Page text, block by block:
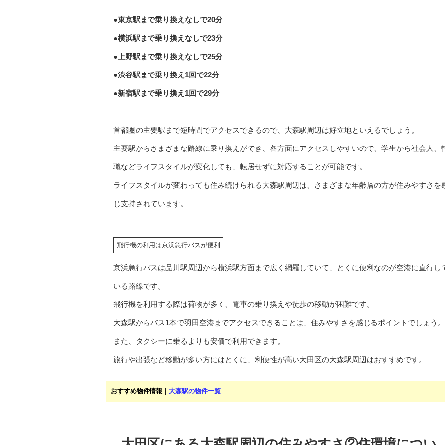
●東京駅まで乗り換えなしで20分
●横浜駅まで乗り換えなしで23分
●上野駅まで乗り換えなしで25分
●渋谷駅まで乗り換え1回で22分
●新宿駅まで乗り換え1回で29分
首都圏の主要駅まで短時間でアクセスできるので、大森駅周辺は好立地といえるでしょう。
主要駅からさまざまな路線に乗り換えができ、各方面にアクセスしやすいので、学生から社会人、
職などライフスタイルが変化しても、転居せずに対応することが可能です。
ライフスタイルが変わっても住み続けられる大森駅周辺は、さまざまな年齢層の方が住みやすさを
じ支持されています。
飛行機の利用は京浜急行バスが便利
京浜急行バスは品川駅周辺から横浜駅方面まで広く網羅していて、とくに便利なのが空港に直行し
いる路線です。
飛行機を利用する際は荷物が多く、電車の乗り換えや徒歩の移動が困難です。
大森駅からバス1本で羽田空港までアクセスできることは、住みやすさを感じるポイントでしょう。
また、タクシーに乗るよりも安価で利用できます。
旅行や出張など移動が多い方にはとくに、利便性が高い大田区の大森駅周辺はおすすめです。
おすすめ物件情報｜ 大森駅の物件一覧